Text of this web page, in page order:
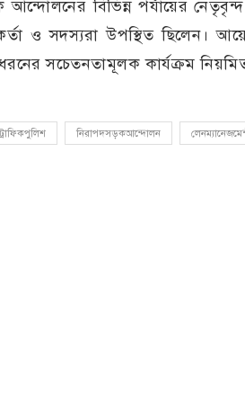
বিভিন্ন পর্যায়ের নেতৃবৃন্দ
ও সদস্যরা উপস্থিত ছিলেন।
সচেতনতামূলক কার্যক্রম
ট্রাফিকপুলিশ নিরাপদসড়কআন্দোলন